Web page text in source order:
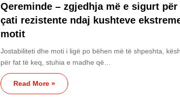
Qereminde – zgjedhja më e sigurt për
çati rezistente ndaj kushteve
motit
Jostabiliteti dhe moti i ligë po bëhen më të shpeshta,
për fat të keq, stuhia e madhe që…
Read More »